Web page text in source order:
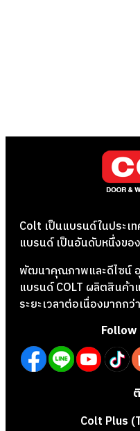
Colt เป็นแบรนด์ในประเ
แบรนด์ เป็นอันดับหนึ่งขอ
พัฒนาคุณภาพและดีไซน์
แบรนด์ COLT ผลิตสินค้า
ระยะเวลาต่อเนื่องมากกว่
Follow
Colt Plus